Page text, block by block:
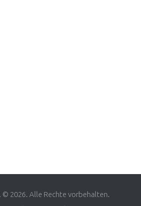
© 2026. Alle Rechte vorbehalten.